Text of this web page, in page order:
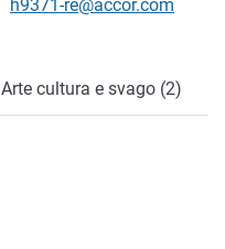
h9371-re@accor.com
Arte cultura e svago (2)